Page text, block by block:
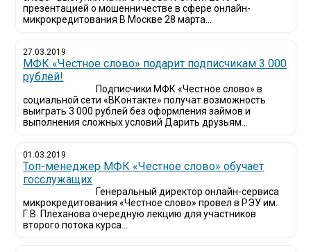
презентацией о мошенничестве в сфере онлайн-
микрокредитования В Москве 28 марта...
27.03.2019
МФК «Честное слово» подарит подписчикам 3 000
рублей!
Подписчики МФК «Честное слово» в
социальной сети «ВКонтакте» получат возможность
выиграть 3 000 рублей без оформления займов и
выполнения сложных условий Дарить друзьям...
01.03.2019
Топ-менеджер МФК «Честное слово» обучает
госслужащих
Генеральный директор онлайн-сервиса
микрокредитования «Честное слово» провел в РЭУ им.
Г.В. Плеханова очередную лекцию для участников
второго потока курса...